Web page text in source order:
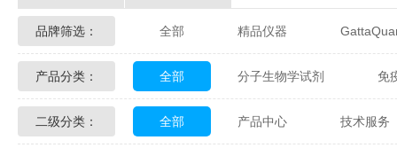
品牌筛选： 全部 精品仪器
Glycon Biochem Sterlitech
Echelon Biosciences Verichem
产品分类： 全部 分子生物学试剂 免
化学及生物化学试剂 材料学试剂
二级分类： 全部 产品中心 技术服务